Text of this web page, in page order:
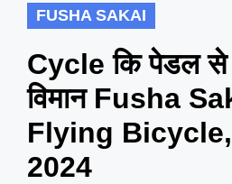
FUSHA SAKAI
Cycle कि पेडल से
विमान Fusha
Flying
2024